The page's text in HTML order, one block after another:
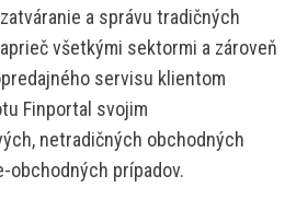
a správu tradičných
všetkými sektormi a zároveň
servisu klientom
Finportal svojim
netradičných obchodných
obchodných prípadov.